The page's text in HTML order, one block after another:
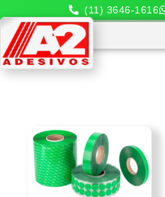
(11) 3646-1616